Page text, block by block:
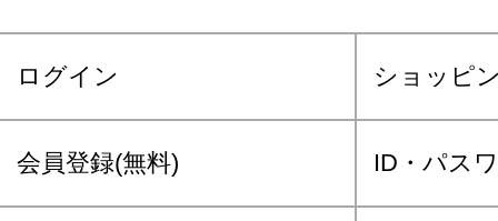
ログイン ショッピ
会員登録(無料) ID・パス